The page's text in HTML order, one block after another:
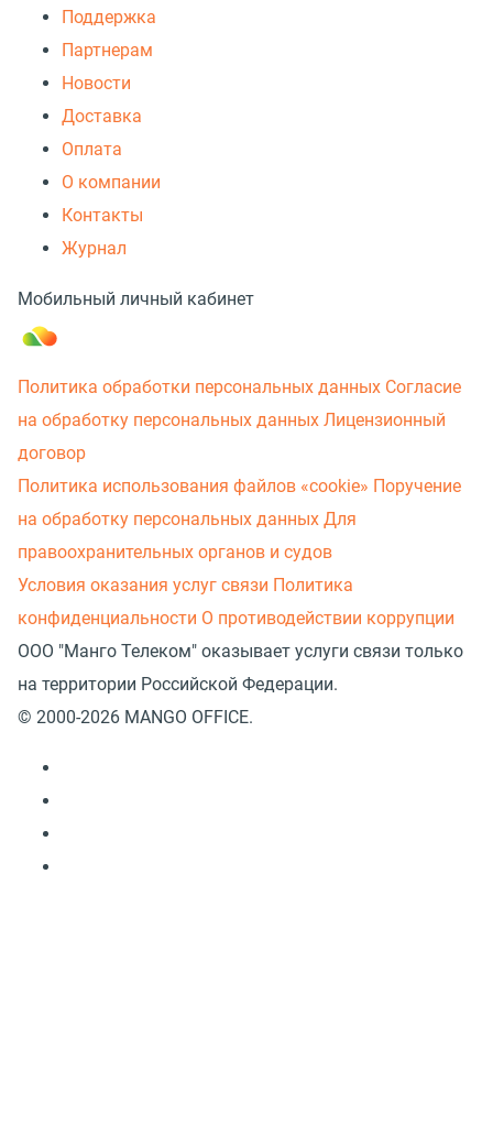
Поддержка
Партнерам
Новости
Доставка
Оплата
О компании
Контакты
Журнал
Мобильный личный кабинет
Политика обработки персональных данных Согласие
на обработку персональных данных Лицензионный
договор
Политика использования файлов «cookie» Поручение
на обработку персональных данных Для
правоохранительных органов и судов
Условия оказания услуг связи Политика
конфиденциальности О противодействии коррупции
ООО "Манго Телеком" оказывает услуги связи только
на территории Российской Федерации.
© 2000-2026 MANGO OFFICE.